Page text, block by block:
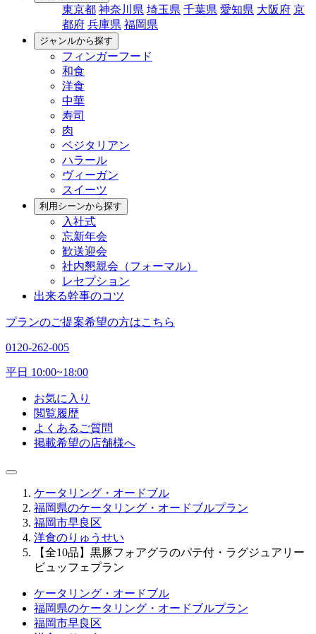
東京都 神奈川県 埼玉県 千葉県 愛知県 大阪府 京
都府 兵庫県 福岡県
ジャンルから探す
フィンガーフード
和食
洋食
中華
寿司
肉
ベジタリアン
ハラール
ヴィーガン
スイーツ
利用シーンから探す
入社式
忘新年会
歓送迎会
社内懇親会（フォーマル）
レセプション
出来る幹事のコツ
プランのご提案希望の方はこちら
0120-262-005
平日 10:00~18:00
お気に入り
閲覧履歴
よくあるご質問
掲載希望の店舗様へ
ケータリング・オードブル
福岡県のケータリング・オードブルプラン
福岡市早良区
洋食のりゅうせい
【全10品】黒豚フォアグラのパテ付・ラグジュアリー
ビュッフェプラン
ケータリング・オードブル
福岡県のケータリング・オードブルプラン
福岡市早良区